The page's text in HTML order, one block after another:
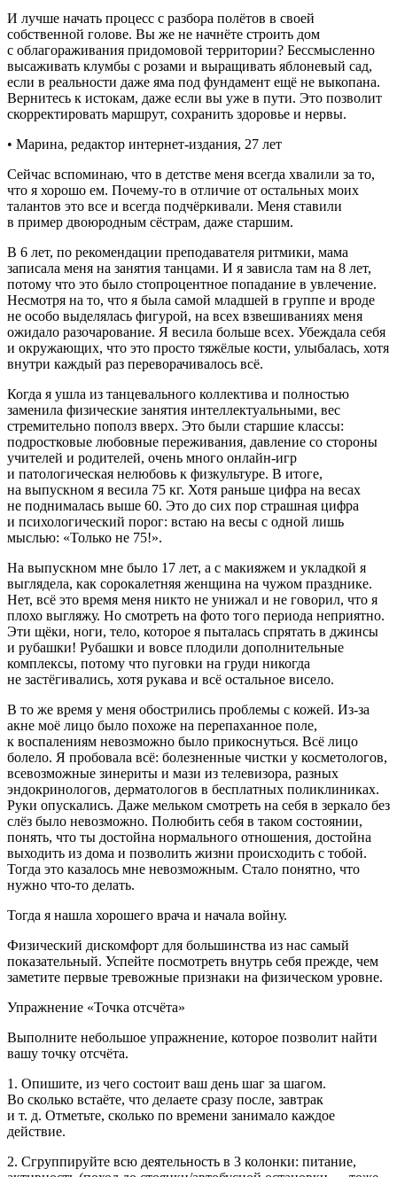
И лучше начать процесс с разбора полётов в своей
собственной голове. Вы же не начнёте строить дом
с облагораживания придомовой территории? Бессмысленно
высаживать клумбы с розами и выращивать яблоневый сад,
если в реальности даже яма под фундамент ещё не выкопана.
Вернитесь к истокам, даже если вы уже в пути. Это позволит
скорректировать маршрут, сохранить здоровье и нервы.
• Марина, редактор интернет-издания, 27 лет
Сейчас вспоминаю, что в детстве меня всегда хвалили за то,
что я хорошо ем. Почему-то в отличие от остальных моих
талантов это все и всегда подчёркивали. Меня ставили
в пример двоюродным сёстрам, даже старшим.
В 6 лет, по рекомендации преподавателя ритмики, мама
записала меня на занятия танцами. И я зависла там на 8 лет,
потому что это было стопроцентное попадание в увлечение.
Несмотря на то, что я была самой младшей в группе и вроде
не особо выделялась фигурой, на всех взвешиваниях меня
ожидало разочарование. Я весила больше всех. Убеждала себя
и окружающих, что это просто тяжёлые кости, улыбалась, хотя
внутри каждый раз переворачивалось всё.
Когда я ушла из танцевального коллектива и полностью
заменила физические занятия интеллектуальными, вес
стремительно пополз вверх. Это были старшие классы:
подростковые любовные переживания, давление со стороны
учителей и родителей, очень много онлайн-игр
и патологическая нелюбовь к физкультуре. В итоге,
на выпускном я весила 75 кг. Хотя раньше цифра на весах
не поднималась выше 60. Это до сих пор страшная цифра
и психологический порог: встаю на весы с одной лишь
мыслью: «Только не 75!».
На выпускном мне было 17 лет, а с макияжем и укладкой я
выглядела, как сорокалетняя женщина на чужом празднике.
Нет, всё это время меня никто не унижал и не говорил, что я
плохо выгляжу. Но смотреть на фото того периода неприятно.
Эти щёки, ноги, тело, которое я пыталась спрятать в джинсы
и рубашки! Рубашки и вовсе плодили дополнительные
комплексы, потому что пуговки на груди никогда
не застёгивались, хотя рукава и всё остальное висело.
В то же время у меня обострились проблемы с кожей. Из-за
акне моё лицо было похоже на перепаханное поле,
к воспалениям невозможно было прикоснуться. Всё лицо
болело. Я пробовала всё: болезненные чистки у косметологов,
всевозможные зинериты и мази из телевизора, разных
эндокринологов, дерматологов в бесплатных поликлиниках.
Руки опускались. Даже мельком смотреть на себя в зеркало без
слёз было невозможно. Полюбить себя в таком состоянии,
понять, что ты достойна нормального отношения, достойна
выходить из дома и позволить жизни происходить с тобой.
Тогда это казалось мне невозможным. Стало понятно, что
нужно что-то делать.
Тогда я нашла хорошего врача и начала войну.
Физический дискомфорт для большинства из нас самый
показательный. Успейте посмотреть внутрь себя прежде, чем
заметите первые тревожные признаки на физическом уровне.
Упражнение «Точка отсчёта»
Выполните небольшое упражнение, которое позволит найти
вашу точку отсчёта.
1. Опишите, из чего состоит ваш день шаг за шагом.
Во сколько встаёте, что делаете сразу после, завтрак
и т. д. Отметьте, сколько по времени занимало каждое
действие.
2. Сгруппируйте всю деятельность в 3 колонки: питание,